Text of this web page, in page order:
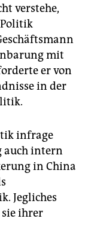
verstehe,
Politik
mit
er von
in der
infrage
auch intern
in China
Jegliches
sie ihrer